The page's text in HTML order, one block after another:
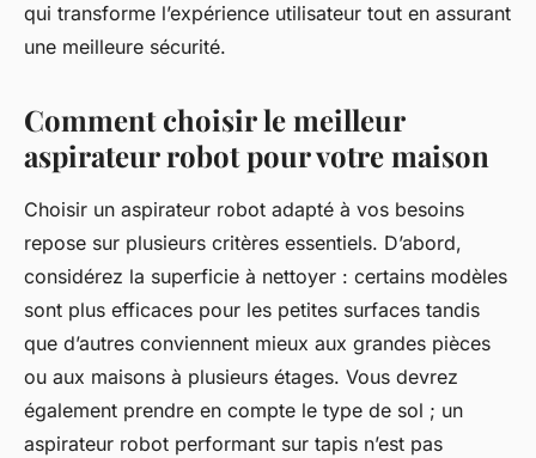
qui transforme l’expérience utilisateur tout en assurant
une meilleure sécurité.
Comment choisir le meilleur
aspirateur robot pour votre maison
Choisir un aspirateur robot adapté à vos besoins
repose sur plusieurs critères essentiels. D’abord,
considérez la superficie à nettoyer : certains modèles
sont plus efficaces pour les petites surfaces tandis
que d’autres conviennent mieux aux grandes pièces
ou aux maisons à plusieurs étages. Vous devrez
également prendre en compte le type de sol ; un
aspirateur robot performant sur tapis n’est pas